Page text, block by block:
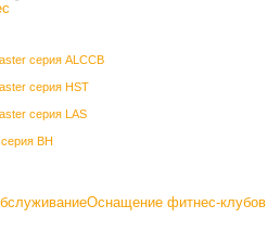
серия ALCCB
серия HST
серия LAS
BH
BL
PL
Оснащение фитнес-клубов